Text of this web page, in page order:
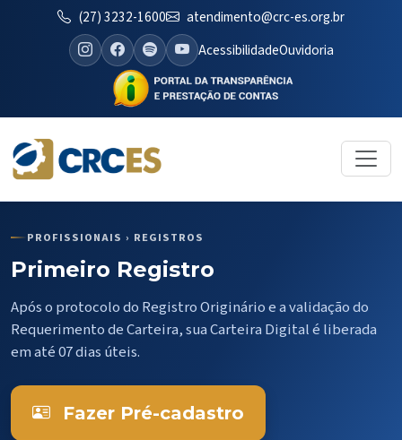
(27) 3232-1600
atendimento@crc-es.org.br
AcessibilidadeOuvidoria
PROFISSIONAIS › REGISTROS
Primeiro Registro
Após o protocolo do Registro Originário e a validação do
Requerimento de Carteira, sua Carteira Digital é liberada
em até 07 dias úteis.
Fazer Pré-cadastro